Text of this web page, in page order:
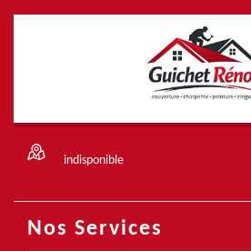
indisponible
Nos Services